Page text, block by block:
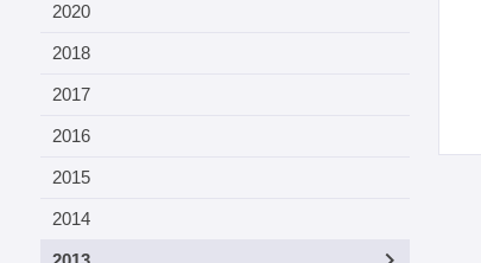
2020
2018
2017
2016
2015
2014